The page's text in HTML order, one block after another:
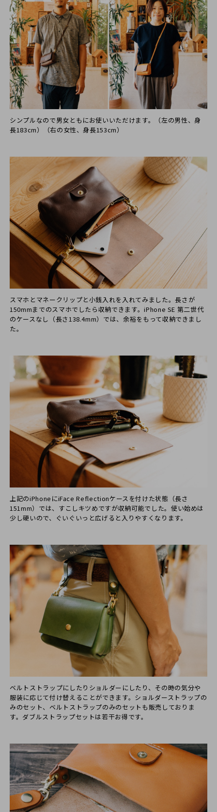
シンプルなので男女ともにお使いいただけます。（左の男性、身
長183cm）（右の女性、身長153cm）
スマホとマネークリップと小銭入れを入れてみました。長さが
150mmまでのスマホでしたら収納できます。iPhone SE 第二世代
のケースなし（長さ138.4mm）では、余裕をもって収納できまし
た。
上記のiPhoneにiFace Reflectionケースを付けた状態（長さ
151mm）では、すこしキツめですが収納可能でした。使い始めは
少し硬いので、ぐいぐいっと広げると入りやすくなります。
ベルトストラップにしたりショルダーにしたり、その時の気分や
服装に応じて付け替えることができます。ショルダーストラップの
みのセット、ベルトストラップのみのセットも販売しておりま
す。ダブルストラップセットは若干お得です。